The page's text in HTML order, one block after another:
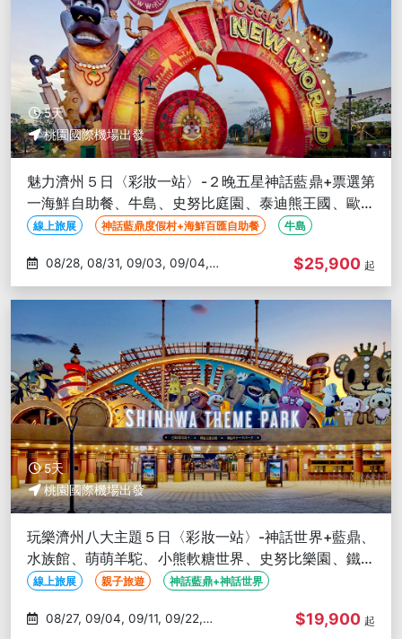
5天
桃園國際機場出發
魅力濟州５日〈彩妝一站〉-２晚五星神話藍鼎+票選第
一海鮮自助餐、牛島、史努比庭園、泰迪熊王國、歐式
森林小火車、阿里郎秀
線上旅展 神話藍鼎度假村+海鮮百匯自助餐 牛島
09/06
$25,900 起
5天
桃園國際機場出發
玩樂濟州八大主題５日〈彩妝一站〉-神話世界+藍鼎、
水族館、萌萌羊駝、小熊軟糖世界、史努比樂園、鐵道
自行車
線上旅展 親子旅遊 神話藍鼎+神話世界
$19,900 起